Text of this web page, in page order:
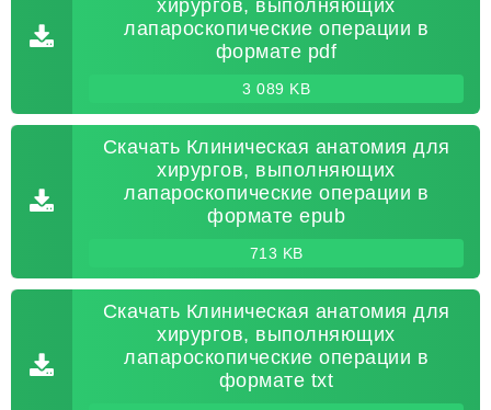
хирургов, выполняющих
лапароскопические операции в
формате pdf
3 089 KB
Скачать Клиническая анатомия для
хирургов, выполняющих
лапароскопические операции в
формате epub
713 KB
Скачать Клиническая анатомия для
хирургов, выполняющих
лапароскопические операции в
формате txt